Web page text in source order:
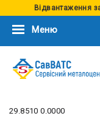
Відвантаження
Меню
29.8510 0.0000